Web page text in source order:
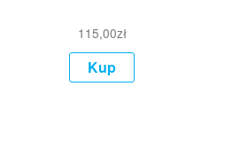
115,00zł
Kup